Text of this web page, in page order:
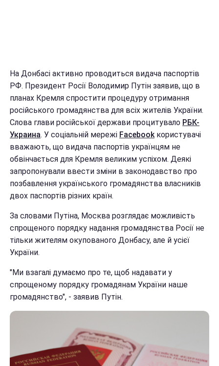
На Донбасі активно проводиться видача паспортів
РФ. Президент Росії Володимир Путін заявив, що в
планах Кремля спростити процедуру отримання
російського громадянства для всіх жителів України.
Слова глави російської держави процитувало РБК-
Украина. У соціальній мережі Facebookкористувачі
вважають, що видача паспортів українцям не
обвінчається для Кремля великим успіхом. Деякі
запропонували ввести зміни в законодавство про
позбавлення українського громадянства власників
двох паспортів різних країн.
За словами Путіна, Москва розглядає можливість
спрощеного порядку надання громадянства Росії не
тільки жителям окупованого Донбасу, але й усієї
України.
"Ми взагалі думаємо про те, щоб надавати у
спрощеному порядку громадянам України наше
громадянство", - заявив Путін.